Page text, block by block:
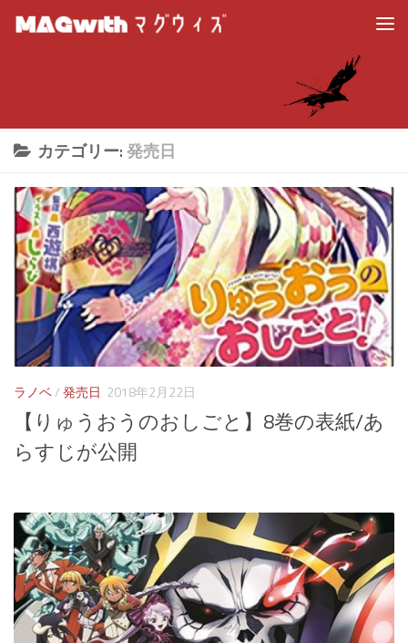
カテゴリー:発売日
ラノベ/発売日 2018年2月22日
【りゅうおうのおしごと】8巻の表紙/あ
らすじが公開